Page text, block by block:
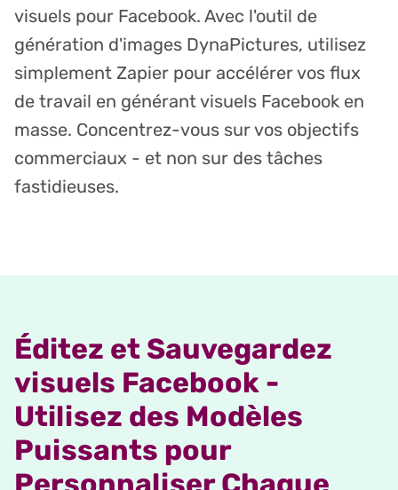
visuels pour Facebook. Avec l'outil de
génération d'images DynaPictures, utilisez
simplement Zapier pour accélérer vos flux
de travail en générant visuels Facebook en
masse. Concentrez-vous sur vos objectifs
commerciaux - et non sur des tâches
fastidieuses.
Éditez et Sauvegardez
visuels Facebook -
Utilisez des Modèles
Puissants pour